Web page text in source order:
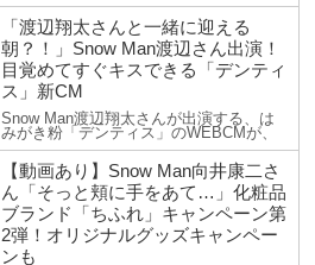
「渡辺翔太さんと一緒に迎える
朝？！」Snow Man渡辺さん出演！
目覚めてすぐキスできる「デンティ
ス」新CM
Snow Man渡辺翔太さんが出演する、は
みがき粉「デンティス」のWEBCMが、
【動画あり】Snow Man向井康二さ
ん「そっと頬に手をあて…」化粧品
ブランド「ちふれ」キャンペーン第
2弾！オリジナルグッズキャンペー
ンも